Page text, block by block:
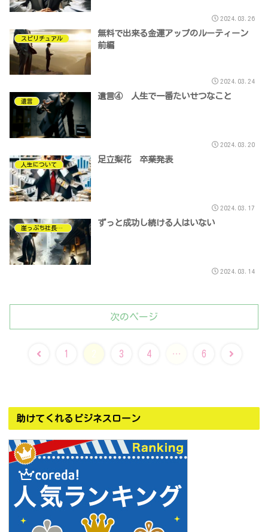
2024.03.26
スピリチュアル
無料で出来る金運アップのルーティーン
前編
2024.03.24
遺言
遺言④ 人生で一番たいせつなこと
2024.03.20
人生について
足立梨花 卒業発表
2024.03.17
崖っぷち社長について
ずっと成功し続ける人はいない
2024.03.14
次のページ
前 1 3 4 … 6 次
助けてくれるビジネスローン